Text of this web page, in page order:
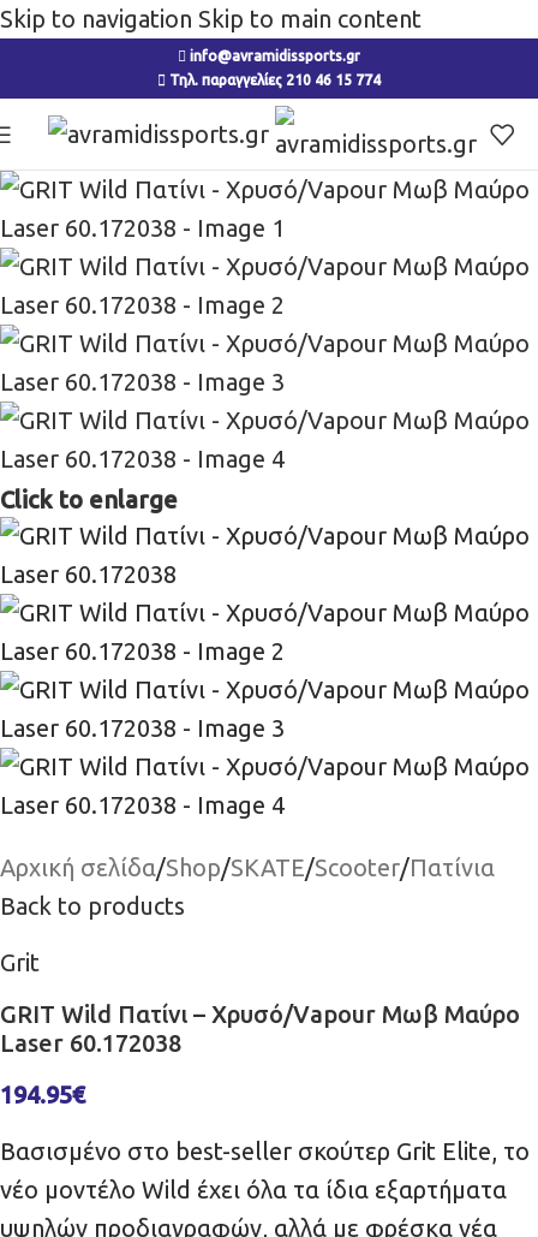
Skip to navigation Skip to main content
info@avramidissports.gr
Τηλ. παραγγελίες 210 46 15 774
Click to enlarge
Αρχική σελίδα/Shop/SKATE/Scooter/Πατίνια
Back to products
Grit
GRIT Wild Πατίνι – Χρυσό/Vapour Μωβ Μαύρο
Laser 60.172038
194.95€
Βασισμένο στο best-seller σκούτερ Grit Elite, το
νέο μοντέλο Wild έχει όλα τα ίδια εξαρτήματα
υψηλών προδιαγραφών, αλλά με φρέσκα νέα